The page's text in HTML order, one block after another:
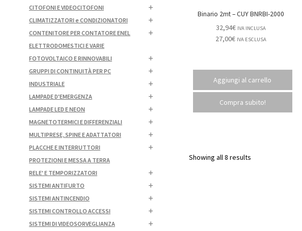
Binario 2mt – CUY BNRBI-2000
32,94€ IVA INCLUSA
27,00€ IVA ESCLUSA
Aggiungi al carrello
Compra subito!
Showing all 8 results
CITOFONI E VIDEOCITOFONI
CLIMATIZZATORI e CONDIZIONATORI
CONTENITORE PER CONTATORE ENEL
ELETTRODOMESTICI E VARIE
FOTOVOLTAICO E RINNOVABILI
GRUPPI DI CONTINUITÀ PER PC
INDUSTRIALE
LAMPADE D'EMERGENZA
LAMPADE LED E NEON
MAGNETOTERMICI E DIFFERENZIALI
MULTIPRESE, SPINE E ADATTATORI
PLACCHE E INTERRUTTORI
PROTEZIONI E MESSA A TERRA
RELE' E TEMPORIZZATORI
SISTEMI ANTIFURTO
SISTEMI ANTINCENDIO
SISTEMI CONTROLLO ACCESSI
SISTEMI DI VIDEOSORVEGLIANZA